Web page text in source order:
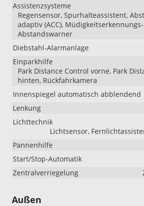
Assistenzsysteme
Regensensor, Spurhalteassistent,
adaptiv (ACC),
Abstandswarner
Diebstahl-Alarmanlage
Einparkhilfe
Park Distance Control vorne, Park
hinten, Rückfahrkamera
Innenspiegel automatisch abblendend
Lenkung
Lichttechnik
Lichtsensor,
Pannenhilfe
Start/Stop-Automatik
Zentralverriegelung
Außen